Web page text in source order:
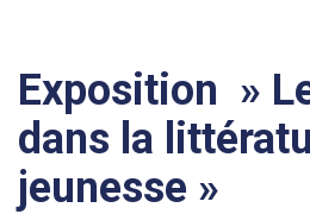
Exposition »
dans la
jeunesse »